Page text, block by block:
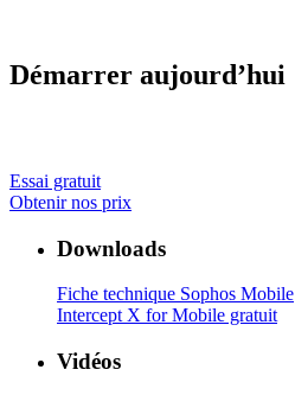
Démarrer aujourd’hui
Essai gratuit
Obtenir nos prix
Downloads
Fiche technique Sophos Mobile
Intercept X for Mobile gratuit
Vidéos